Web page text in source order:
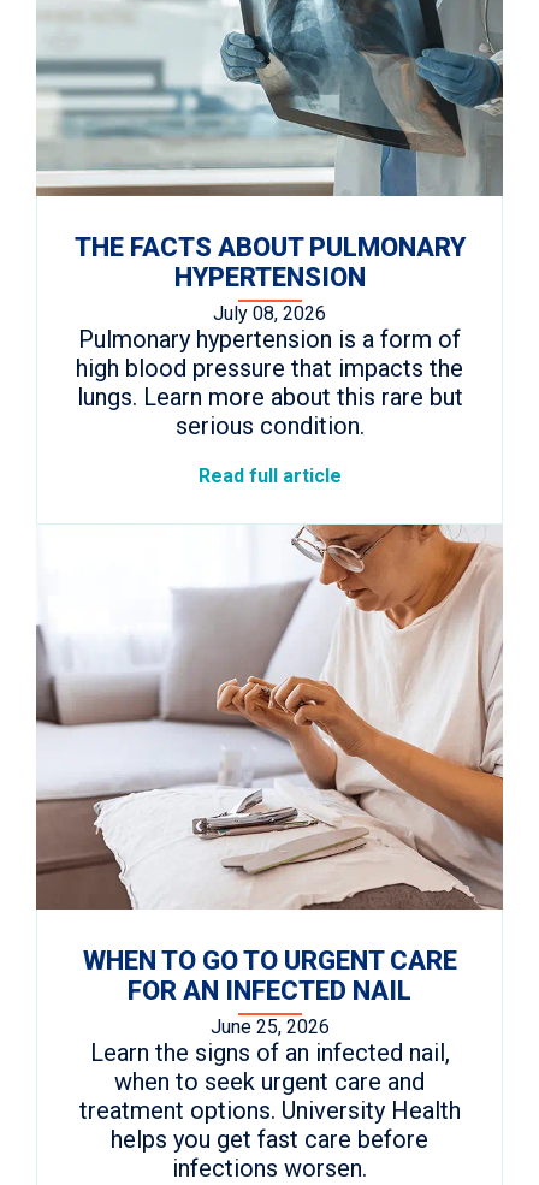
THE FACTS ABOUT PULMONARY
HYPERTENSION
July 08, 2026
Pulmonary hypertension is a form of
high blood pressure that impacts the
lungs. Learn more about this rare but
serious condition.
Read full article
WHEN TO GO TO URGENT CARE
FOR AN INFECTED NAIL
June 25, 2026
Learn the signs of an infected nail,
when to seek urgent care and
treatment options. University Health
helps you get fast care before
infections worsen.